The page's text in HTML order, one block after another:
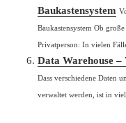
Baukastensystem
Baukastensystem Ob
Privatperson: In vielen
Data Warehouse –
Dass verschiedene Daten
verwaltet werden, ist in